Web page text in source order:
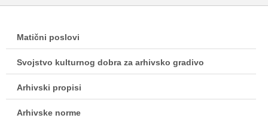
Matični poslovi
Svojstvo kulturnog dobra za arhivsko gradivo
Arhivski propisi
Arhivske norme